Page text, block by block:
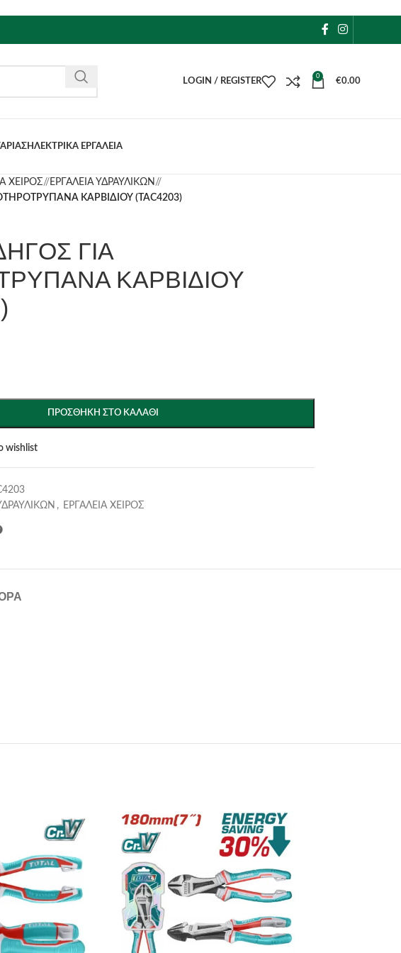
LOGIN / REGISTER
0
€0.00
ΗΛΕΚΤΡΙΚΑ ΕΡΓΑΛΕΙΑ
ΧΕΙΡΟΣ/ ΕΡΓΑΛΕΙΑ ΥΔΡΑΥΛΙΚΩΝ /
ΚΑΡΒΙΔΙΟΥ (TAC4203)
ΓΙΑ
ΚΑΡΒΙΔΙΟΥ
ΠΡΟΣΘΉΚΗ ΣΤΟ ΚΑΛΆΘΙ
wishlist
, ΕΡΓΑΛΕΙΑ ΧΕΙΡΟΣ